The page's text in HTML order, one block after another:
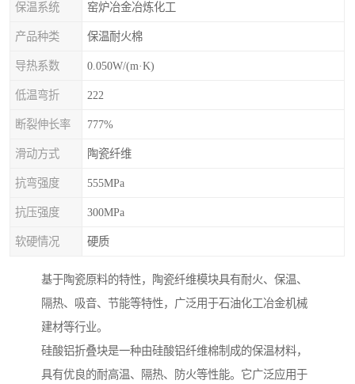
保温系统 窑炉冶金冶炼化工
产品种类 保温耐火棉
导热系数 0.050W/(m·K)
低温弯折 222
断裂伸长率 777%
滑动方式 陶瓷纤维
抗弯强度 555MPa
抗压强度 300MPa
软硬情况 硬质
基于陶瓷原料的特性，陶瓷纤维模块具有耐火、保温、
隔热、吸音、节能等特性，广泛用于石油化工冶金机械
建材等行业。
硅酸铝折叠块是一种由硅酸铝纤维棉制成的保温材料，
具有优良的耐高温、隔热、防火等性能。它广泛应用于